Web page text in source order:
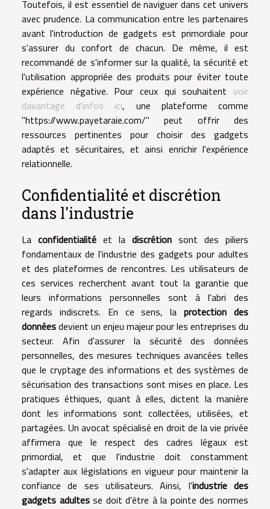
Toutefois, il est essentiel de naviguer dans cet univers
avec prudence. La communication entre les partenaires
avant l'introduction de gadgets est primordiale pour
s'assurer du confort de chacun. De même, il est
recommandé de s'informer sur la qualité, la sécurité et
l'utilisation appropriée des produits pour éviter toute
expérience négative. Pour ceux qui souhaitent voir
davantage d'infos ici, une plateforme comme
"https://www.payetaraie.com/" peut offrir des
ressources pertinentes pour choisir des gadgets
adaptés et sécuritaires, et ainsi enrichir l'expérience
relationnelle.
Confidentialité et discrétion
dans l'industrie
La confidentialité et la discrétion sont des piliers
fondamentaux de l'industrie des gadgets pour adultes
et des plateformes de rencontres. Les utilisateurs de
ces services recherchent avant tout la garantie que
leurs informations personnelles sont à l'abri des
regards indiscrets. En ce sens, laprotection des
donnéesdevient un enjeu majeur pour les entreprises du
secteur. Afin d'assurer la sécurité des données
personnelles, des mesures techniques avancées telles
que le cryptage des informations et des systèmes de
sécurisation des transactions sont mises en place. Les
pratiques éthiques, quant à elles, dictent la manière
dont les informations sont collectées, utilisées, et
partagées. Un avocat spécialisé en droit de la vie privée
affirmera que le respect des cadres légaux est
primordial, et que l'industrie doit constamment
s'adapter aux législations en vigueur pour maintenir la
confiance de ses utilisateurs. Ainsi, l'industrie des
gadgets adultesse doit d'être à la pointe des normes